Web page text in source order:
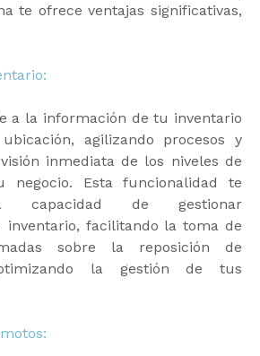
te ofrece ventajas significativas,
a la información de tu inventario
agilizando procesos y
inmediata de los niveles de
negocio. Esta funcionalidad te
capacidad de gestionar
inventario, facilitando la toma de
sobre la reposición de
la gestión de tus